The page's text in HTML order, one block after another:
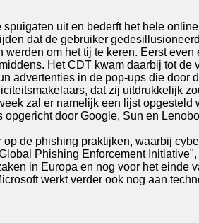
uit en bederft het hele
dat de gebruiker
om het tij te keren. Eerst
Het CDT kwam daarbij tot
advertenties in de pop-ups die
dat zij uitdrukkelijk
zal er namelijk een lijst
door Google, Sun en
de phishing praktijken, waarbij
Phishing Enforcement
in Europa en nog voor het
werkt verder ook nog aan